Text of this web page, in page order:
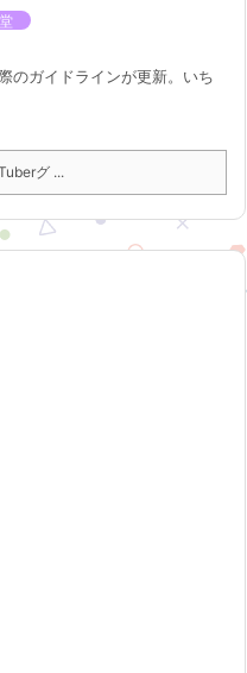
のガイドラインが更新。いち
グ ...